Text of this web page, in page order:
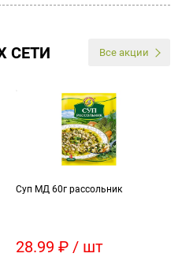
СЕТИ Все акции
Суп МД 60г рассольник
28.99 ₽ / шт